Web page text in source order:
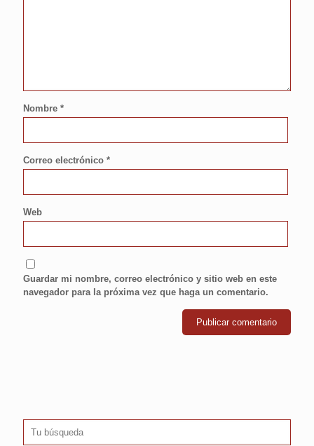
Nombre *
Correo electrónico *
Web
Guardar mi nombre, correo electrónico y sitio web en este
navegador para la próxima vez que haga un comentario.